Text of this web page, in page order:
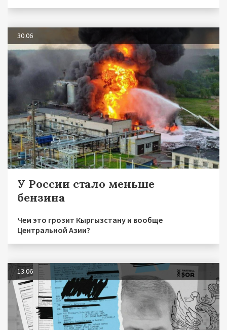
30.06
У России стало меньше
бензина
Чем это грозит Кыргызстану и вообще
Центральной Азии?
13.06